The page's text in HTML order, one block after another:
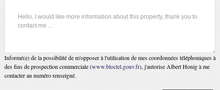
Informé(e) de la possibilité de m'opposer à l'utilisation de mes coordonnées téléphoniques à
des fins de prospection commerciale (www.bloctel.gouv.fr), j'autorise Albert Honig à me
contacter au numéro renseigné.